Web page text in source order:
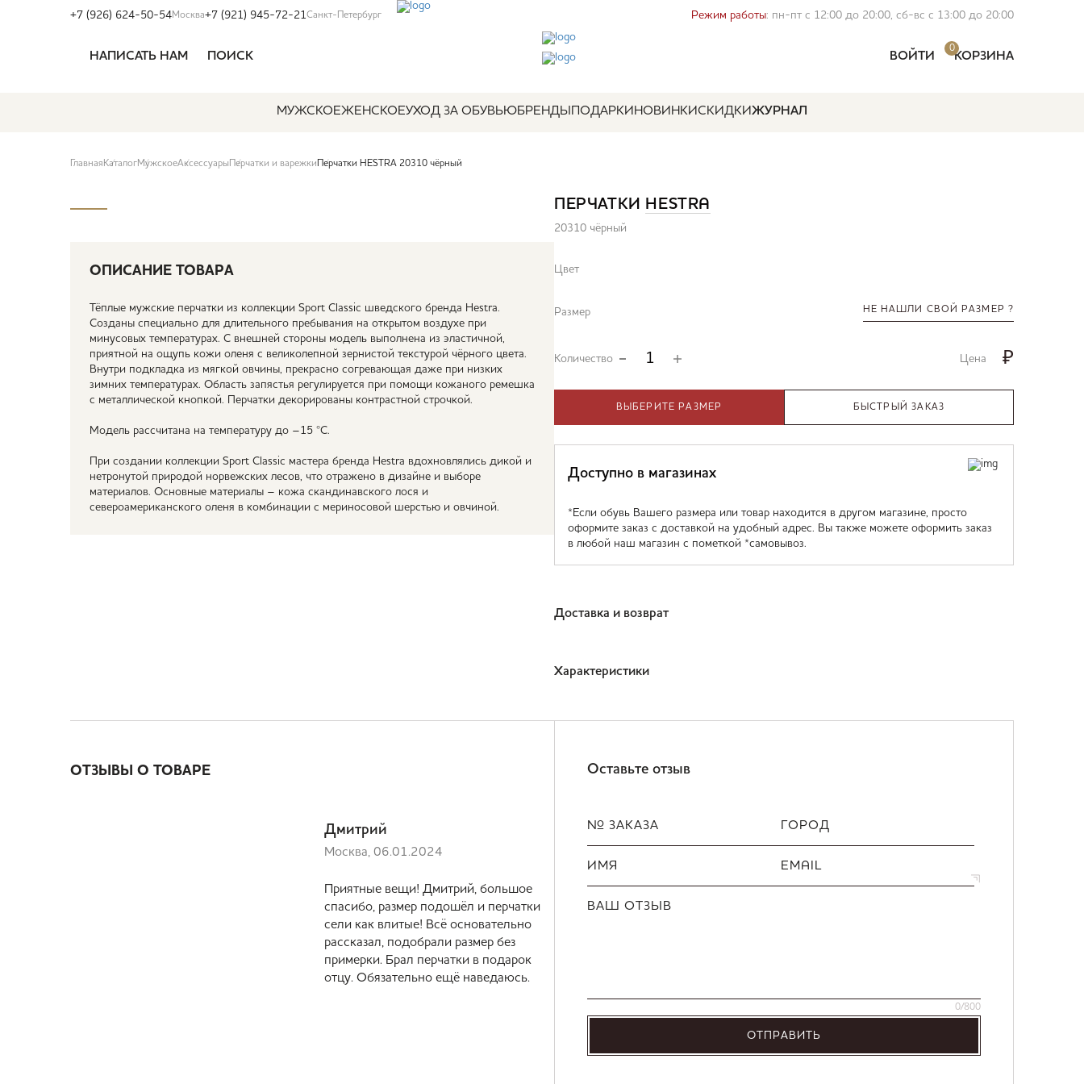
+7 (926) 624-50-54Москва+7 (921) 945-72-21Санкт-Петербург Режим работы: пн-пт с 12:00 до 20:00, сб-вс с 13:00 до 20:00
НАПИСАТЬ НАМ ПОИСК ВОЙТИ
0
КОРЗИНА
МУЖСКОЕЖЕНСКОЕУХОД ЗА ОБУВЬЮБРЕНДЫ ПОДАРКИ НОВИНКИСКИДКИЖУРНАЛ
Главная КаталогМужскоеАксессуары Перчатки и варежки Перчатки HESTRA 20310 чёрный
ОПИСАНИЕ ТОВАРА
Тёплые мужские перчатки из коллекции Sport Classic шведского бренда Hestra.
Созданы специально для длительного пребывания на открытом воздухе при
минусовых температурах. С внешней стороны модель выполнена из эластичной,
приятной на ощупь кожи оленя с великолепной зернистой текстурой чёрного цвета.
Внутри подкладка из мягкой овчины, прекрасно согревающая даже при низких
зимних температурах. Область запястья регулируется при помощи кожаного ремешка
с металлической кнопкой. Перчатки декорированы контрастной строчкой.
Модель рассчитана на температуру до –15 °С.
При создании коллекции Sport Classic мастера бренда Hestra вдохновлялись дикой и
нетронутой природой норвежских лесов, что отражено в дизайне и выборе
материалов. Основные материалы – кожа скандинавского лося и
североамериканского оленя в комбинации с мериносовой шерстью и овчиной.
ПЕРЧАТКИ HESTRA
20310 чёрный
Цвет
Размер НЕ НАШЛИ СВОЙ РАЗМЕР ?
Количество Цена ₽
ВЫБЕРИТЕ РАЗМЕР БЫСТРЫЙ ЗАКАЗ
Доступно в магазинах
*Если обувь Вашего размера или товар находится в другом магазине, просто
оформите заказ с доставкой на удобный адрес. Вы также можете оформить заказ
в любой наш магазин с пометкой *самовывоз.
Доставка и возврат
Характеристики
ОТЗЫВЫ О ТОВАРЕ
Дмитрий
Москва, 06.01.2024
Приятные вещи! Дмитрий, большое
спасибо, размер подошёл и перчатки
сели как влитые! Всё основательно
рассказал, подобрали размер без
примерки. Брал перчатки в подарок
отцу. Обязательно ещё наведаюсь.
Оставьте отзыв
№ ЗАКАЗА ГОРОД
ИМЯ EMAIL
ВАШ ОТЗЫВ
0/800
ОТПРАВИТЬ